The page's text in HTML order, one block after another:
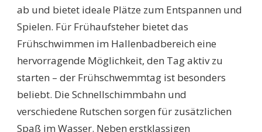
ab und bietet ideale Plätze zum Entspannen und
Spielen. Für Frühaufsteher bietet das
Frühschwimmen im Hallenbadbereich eine
hervorragende Möglichkeit, den Tag aktiv zu
starten – der Frühschwemmtag ist besonders
beliebt. Die Schnellschimmbahn und
verschiedene Rutschen sorgen für zusätzlichen
Spaß im Wasser. Neben erstklassigen